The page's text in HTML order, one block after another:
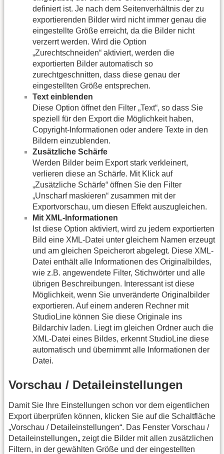
definiert ist. Je nach dem Seitenverhältnis der zu
exportierenden Bilder wird nicht immer genau die
eingestellte Größe erreicht, da die Bilder nicht
verzerrt werden. Wird die Option
„Zurechtschneiden“ aktiviert, werden die
exportierten Bilder automatisch so
zurechtgeschnitten, dass diese genau der
eingestellten Größe entsprechen.
Text einblenden
Diese Option öffnet den Filter „Text“, so dass Sie
speziell für den Export die Möglichkeit haben,
Copyright-Informationen oder andere Texte in den
Bildern einzublenden.
Zusätzliche Schärfe
Werden Bilder beim Export stark verkleinert,
verlieren diese an Schärfe. Mit Klick auf
„Zusätzliche Schärfe“ öffnen Sie den Filter
„Unscharf maskieren“ zusammen mit der
Exportvorschau, um diesen Effekt auszugleichen.
Mit XML-Informationen
Ist diese Option aktiviert, wird zu jedem exportierten
Bild eine XML-Datei unter gleichem Namen erzeugt
und am gleichen Speicherort abgelegt. Diese XML-
Datei enthält alle Informationen des Originalbildes,
wie z.B. angewendete Filter, Stichwörter und alle
übrigen Beschreibungen. Interessant ist diese
Möglichkeit, wenn Sie unveränderte Originalbilder
exportieren. Auf einem anderen Rechner mit
StudioLine können Sie diese Originale ins
Bildarchiv laden. Liegt im gleichen Ordner auch die
XML-Datei eines Bildes, erkennt StudioLine diese
automatisch und übernimmt alle Informationen der
Datei.
Vorschau / Detaileinstellungen
Damit Sie Ihre Einstellungen schon vor dem eigentlichen
Export überprüfen können, klicken Sie auf die Schaltfläche
„Vorschau / Detaileinstellungen“. Das Fenster Vorschau /
Detaileinstellungen„ zeigt die Bilder mit allen zusätzlichen
Filtern, in der gewählten Größe und der eingestellten